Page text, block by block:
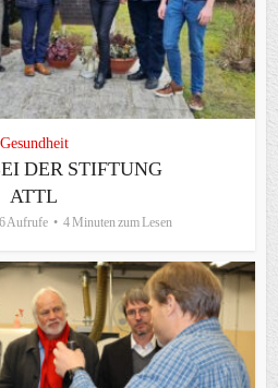
Gesundheit
DER STIFTUNG
ATTL
Aufrufe 4 Minuten zum Lesen